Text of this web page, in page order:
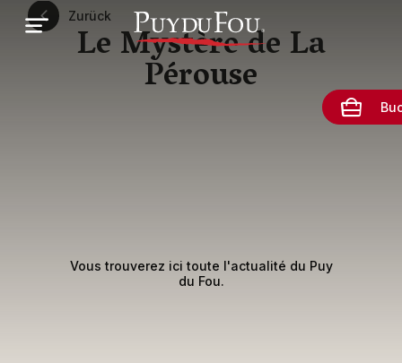
Direkt
zum
Inhalt
Zurück
Le Mystère de La
Pérouse
Vous trouverez ici toute l'actualité du Puy
du Fou.